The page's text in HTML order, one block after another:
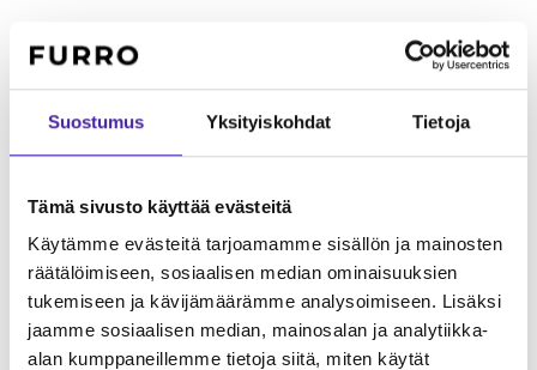
Suostumus Yksityiskohdat Tietoja
Tämä sivusto käyttää evästeitä
Käytämme evästeitä tarjoamamme sisällön ja mainosten
räätälöimiseen, sosiaalisen median ominaisuuksien
tukemiseen ja kävijämäärämme analysoimiseen. Lisäksi
jaamme sosiaalisen median, mainosalan ja analytiikka-
alan kumppaneillemme tietoja siitä, miten käytät
Lapsiperheelle
Leikkisä ja energinen, mutta hyvin pieni koko
tekee siitä herkän pienten lasten kanssa. Sopii paremmin